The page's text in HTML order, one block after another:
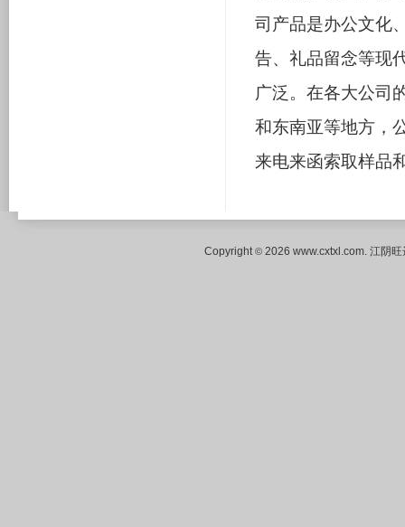
司产品是办公文化
告、礼品留念等现
广泛。在各大公司
和东南亚等地方，
来电来函索取样品
Copyright©2026 www.cxtxl.com. 江阴